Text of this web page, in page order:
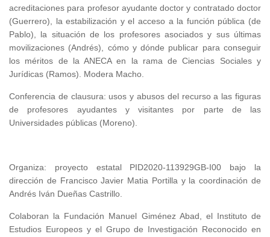
acreditaciones para profesor ayudante doctor y contratado doctor
(Guerrero), la estabilización y el acceso a la función pública (de
Pablo), la situación de los profesores asociados y sus últimas
movilizaciones (Andrés), cómo y dónde publicar para conseguir
los méritos de la ANECA en la rama de Ciencias Sociales y
Jurídicas (Ramos). Modera Macho.
Conferencia de clausura: usos y abusos del recurso a las figuras
de profesores ayudantes y visitantes por parte de las
Universidades públicas (Moreno).
Organiza: proyecto estatal PID2020-113929GB-I00 bajo la
dirección de Francisco Javier Matia Portilla y la coordinación de
Andrés Iván Dueñas Castrillo.
Colaboran la Fundación Manuel Giménez Abad, el Instituto de
Estudios Europeos y el Grupo de Investigación Reconocido en